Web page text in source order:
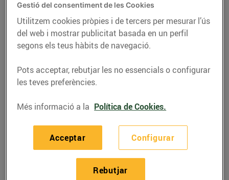
Crestes farcides de
05/de novembre/2020
Gestió del consentiment de les Cookies
Utilitzem cookies pròpies i de tercers per mesurar l’ús
del web i mostrar publicitat basada en un perfil
segons els teus hàbits de navegació.
Pots acceptar, rebutjar les no essencials o configurar
les teves preferències.
Més informació a la Política de Cookies.
Configurar
Rebutjar
Acceptar